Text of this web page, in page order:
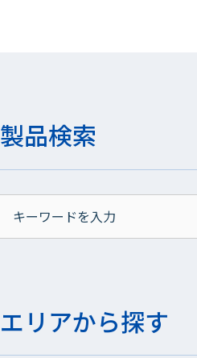
製品検索
エリアから探す